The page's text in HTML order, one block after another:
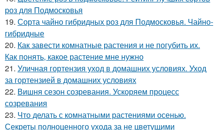
роз для Подмосковья
19. Сорта чайно гибридных роз для Подмосковья. Чайно-
гибридные
20. Как завести комнатные растения и не погубить их.
Как понять, какое растение мне нужно
21. Уличная гортензия уход в домашних условиях. Уход
за гортензией в домашних условиях
22. Вишня сезон созревания. Ускоряем процесс
созревания
23. Что делать с комнатными растениями осенью.
Секреты полноценного ухода за не цветущими